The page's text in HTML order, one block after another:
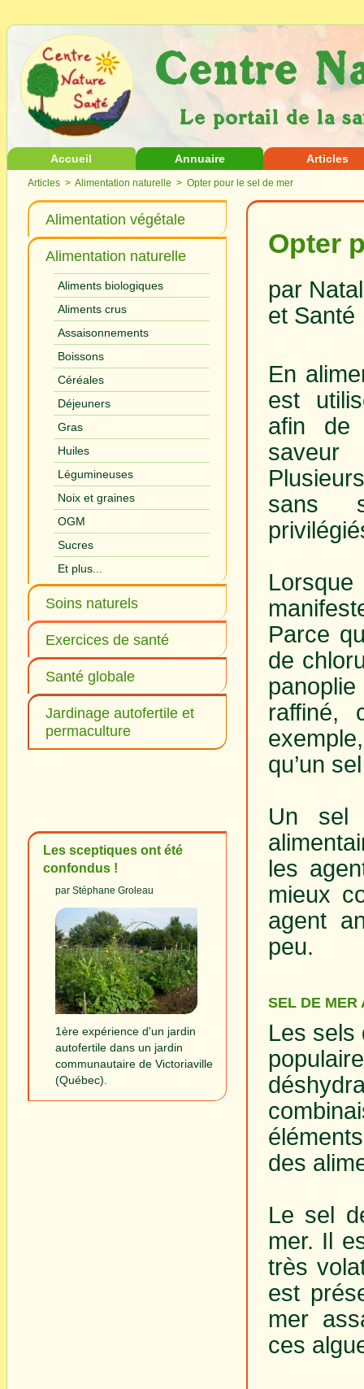
Accueil Annuaire Articles
Articles > Alimentation naturelle > Opter pour le sel de mer
Alimentation végétale
Alimentation naturelle
Aliments biologiques
Aliments crus
Assaisonnements
Boissons
Céréales
Déjeuners
Gras
Huiles
Légumineuses
Noix et graines
OGM
Sucres
Et plus...
Soins naturels
Exercices de santé
Santé globale
Jardinage autofertile et
permaculture
Les sceptiques ont été
confondus !
par Stéphane Groleau
1ère expérience d'un jardin
autofertile dans un jardin
communautaire de Victoriaville
(Québec).
Opter
par
et
En
est
afin de
saveur
sans
Parce
de
raffiné,
qu’un
Un sel
les
mieux
agent
peu.
SEL DE MER
Les sels
des
Le sel
mer. Il
très
est
mer
ces